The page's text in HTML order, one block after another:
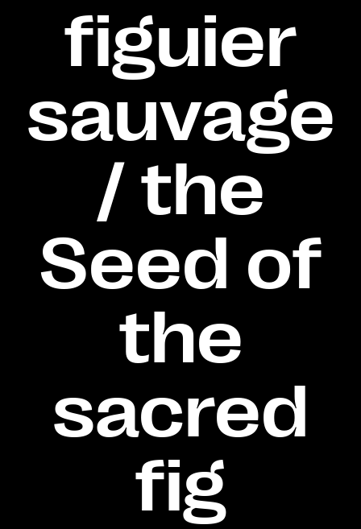
figuier
sauvage
/ the
Seed of
the
sacred
fig